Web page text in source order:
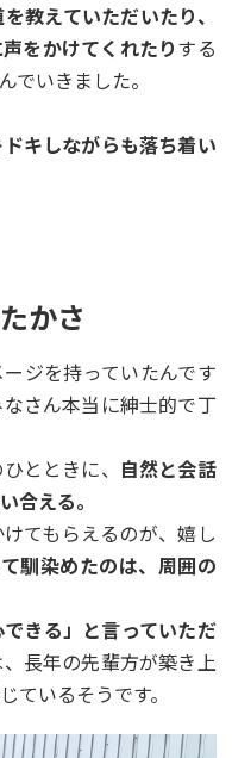
教えていただいたり、
をかけてくれたりする
でいきました。
キしながらも落ち着い
かさ
ジを持っていたんです
さん本当に紳士的で丁
とときに、 自然と会話
合える。
てもらえるのが、嬉し
馴染めたのは、周囲の
きる」と言っていただ
長年の先輩方が築き上
ているそうです。